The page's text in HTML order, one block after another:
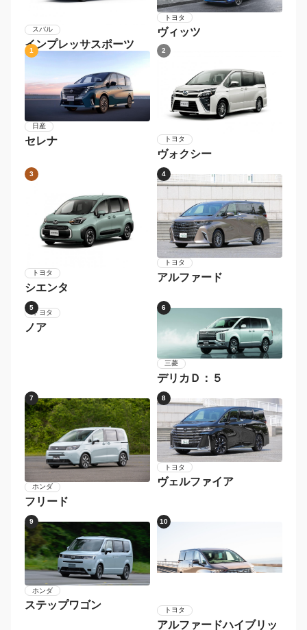
スバル
インプレッサスポーツ
トヨタ
ヴィッツ
1
日産
セレナ
2
トヨタ
ヴォクシー
3
トヨタ
シエンタ
4
トヨタ
アルファード
5
ノア
6
三菱
デリカＤ：５
7
ホンダ
フリード
トヨタ
ホンダ
トヨタ